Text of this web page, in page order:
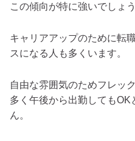
この傾向が特に強いでしょう
キャリアアップのために転
スになる人も多くいます。
自由な雰囲気のためフレッ
多く午後から出勤しても
ん。